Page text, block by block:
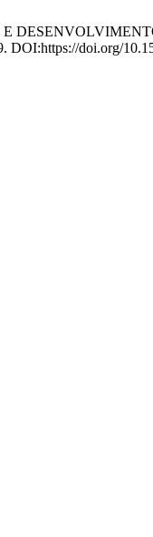
E
DOI:https://doi.org/